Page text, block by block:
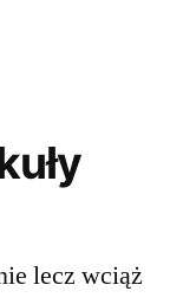
lecz wciąż